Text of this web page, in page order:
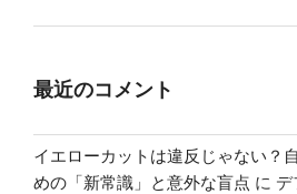
最近のコメント
イエローカットは違反じゃない？
めの「新常識」と意外な盲点 に デ